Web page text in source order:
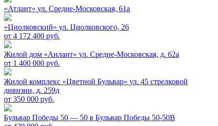
«Атлант» ул. Средне-Московская, 61а
«Циолковский» ул. Циолковского, 26
от 4 172 400 руб.
Жилой дом «Анлант» ул. Средне-Московская, д. 62а
от 1 400 000 руб.
Жилой комплекс «Цветной Бульвар» ул. 45 стрелковой
дивизии, д. 259д
от 350 000 руб.
Бульвар Победы 50 — 50 в Бульвар Победы 50-50В